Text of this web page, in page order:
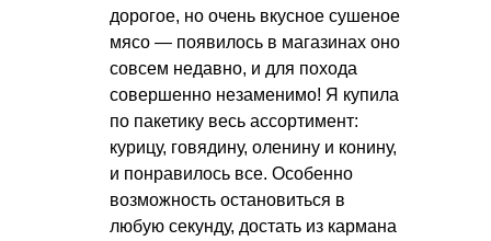
дорогое, но очень вкусное сушеное
мясо — появилось в магазинах оно
совсем недавно, и для похода
совершенно незаменимо! Я купила
по пакетику весь ассортимент:
курицу, говядину, оленину и конину,
и понравилось все. Особенно
возможность остановиться в
любую секунду, достать из кармана